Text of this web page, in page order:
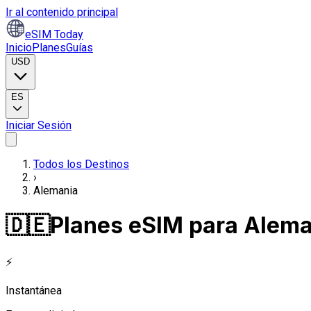
Ir al contenido principal
eSIM Today
InicioPlanesGuías
USD
ES
Iniciar Sesión
Todos los Destinos
›
Alemania
🇩🇪Planes eSIM para
⚡
Instantánea